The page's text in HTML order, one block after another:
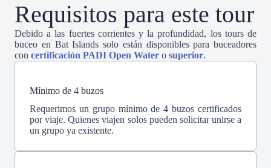
Requisitos para este tour
Debido a las fuertes corrientes y la profundidad, los tours de
buceo en Bat Islands solo están disponibles para buceadores
con certificación PADI Open Water o superior.
Mínimo de 4 buzos
Requerimos un grupo mínimo de 4 buzos certificados
por viaje. Quienes viajen solos pueden solicitar unirse a
un grupo ya existente.